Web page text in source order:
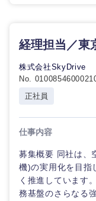
経理担当／東
株式会社SkyDrive
No.
正社員
仕事内容
募集概要 同社は、
機)の実用化を目指
く推進しています
務基盤のさらなる